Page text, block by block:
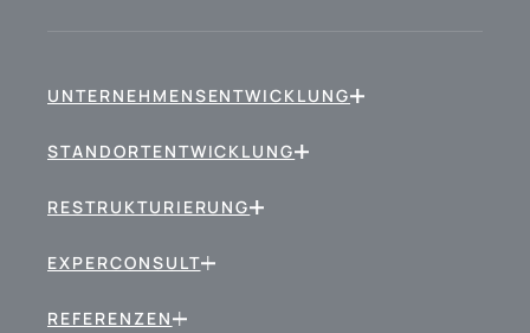
UNTERNEHMENSENTWICKLUNG
STANDORTENTWICKLUNG
RESTRUKTURIERUNG
EXPERCONSULT
REFERENZEN